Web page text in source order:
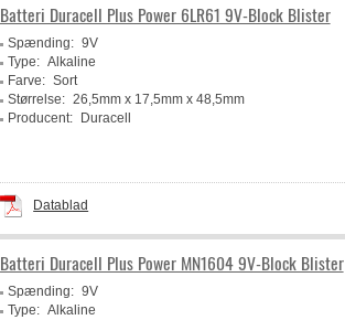
Batteri Duracell Plus Power 6LR61 9V-Block Blister
Spænding: 9V
Type: Alkaline
Farve: Sort
Størrelse: 26,5mm x 17,5mm x 48,5mm
Producent:
Duracell
Datablad
Batteri Duracell Plus Power MN1604 9V-Block Blister
Spænding: 9V
Type: Alkaline